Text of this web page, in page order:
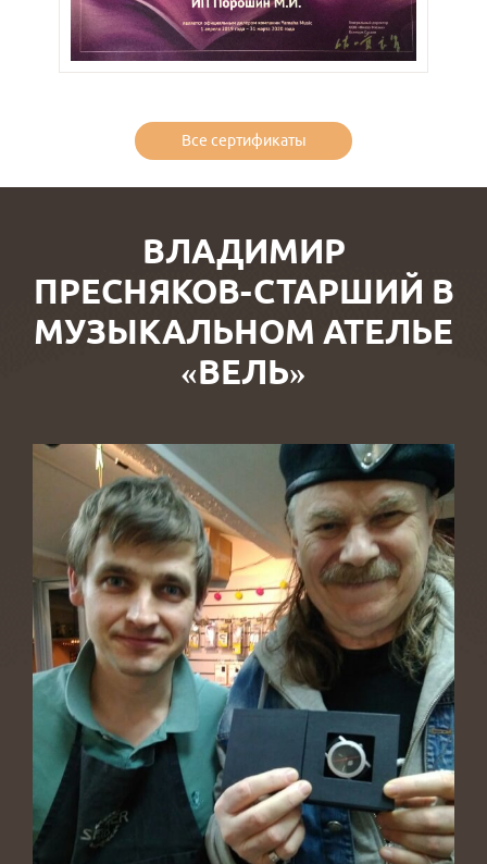
Все сертификаты
ВЛАДИМИР
ПРЕСНЯКОВ-СТАРШИЙ В
МУЗЫКАЛЬНОМ АТЕЛЬЕ
«ВЕЛЬ»